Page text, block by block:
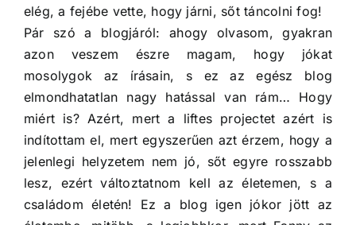
elég, a fejébe vette, hogy járni, sőt táncolni fog!
Pár szó a blogjáról: ahogy olvasom, gyakran
azon veszem észre magam, hogy jókat
mosolygok az írásain, s ez az egész blog
elmondhatatlan nagy hatással van rám… Hogy
miért is? Azért, mert a liftes projectet azért is
indítottam el, mert egyszerűen azt érzem, hogy a
jelenlegi helyzetem nem jó, sőt egyre rosszabb
lesz, ezért változtatnom kell az életemen, s a
családom életén! Ez a blog igen jókor jött az